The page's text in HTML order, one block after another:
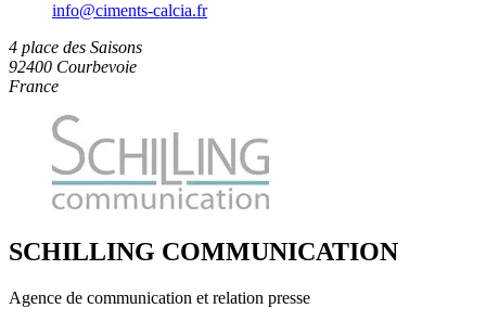
info​@ciments-calcia.fr
4 place des Saisons
92400 Courbevoie
France
SCHILLING COMMUNICATION
Agence de communication et relation presse